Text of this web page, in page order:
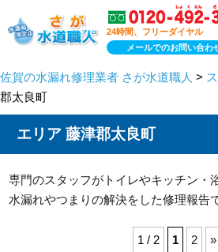
24時間、フリーダイヤル
メールでのお問い合わ
佐賀の水漏れ修理業者 さが水道職人 >
郡太良町
エリア 藤津郡太良町
専門のスタッフがトイレやキッチン・
水漏れやつまりの解決をした修理報告
1 / 2 1 2 »